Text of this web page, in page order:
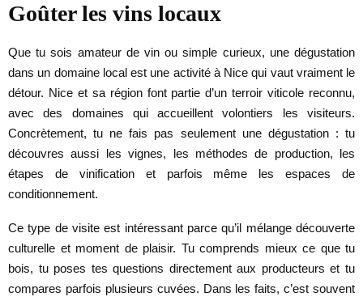
Goûter les vins locaux
Que tu sois amateur de vin ou simple curieux, une dégustation
dans un domaine local est une activité à Nice qui vaut vraiment le
détour. Nice et sa région font partie d’un terroir viticole reconnu,
avec des domaines qui accueillent volontiers les visiteurs.
Concrètement, tu ne fais pas seulement une dégustation : tu
découvres aussi les vignes, les méthodes de production, les
étapes de vinification et parfois même les espaces de
conditionnement.
Ce type de visite est intéressant parce qu’il mélange découverte
culturelle et moment de plaisir. Tu comprends mieux ce que tu
bois, tu poses tes questions directement aux producteurs et tu
compares parfois plusieurs cuvées. Dans les faits, c’est souvent